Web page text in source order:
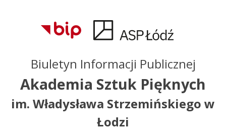
Przejdź do
głównego menu
Przejdź do treści
Przejdź do mapy
serwisu
Biuletyn Informacji Publicznej
Akademia Sztuk Pięknych
im. Władysława Strzemińskiego w
Łodzi